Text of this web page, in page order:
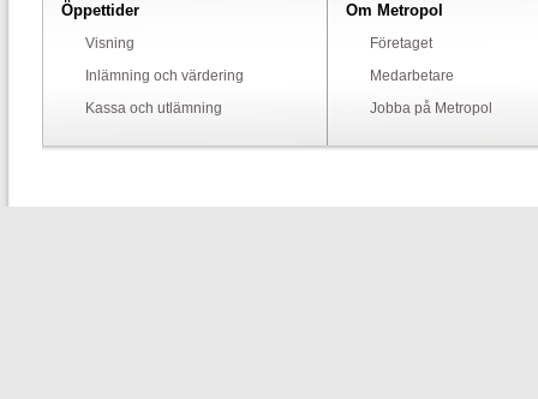
Öppettider
Visning
Inlämning och värdering
Kassa och utlämning
Om Metropol
Företaget
Medarbetare
Jobba på Metropol